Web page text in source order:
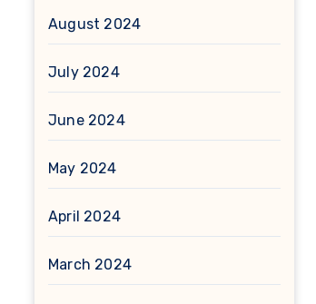
August 2024
July 2024
June 2024
May 2024
April 2024
March 2024